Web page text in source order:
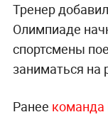
Тренер
Олимпиаде
спортсмены
заниматься на
Ранее команда